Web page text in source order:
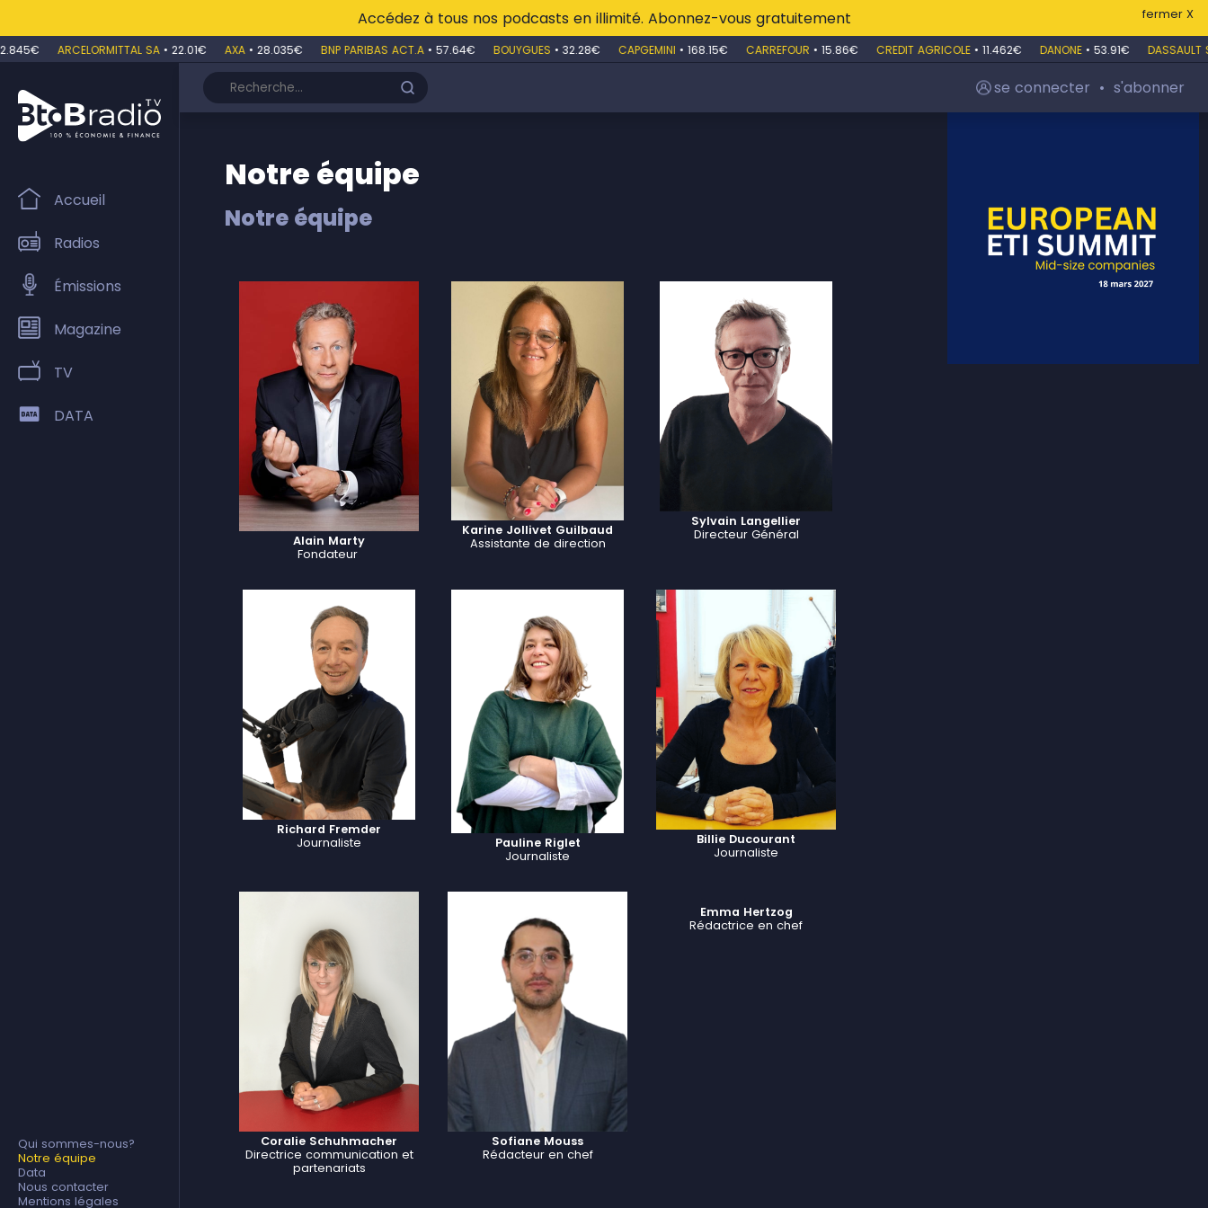
Accédez à tous nos podcasts en illimité. Abonnez-vous gratuitement fermer X
ARCELORMITTAL SA•22.01€ AXA•28.035€ BNP PARIBAS ACT.A•57.64€ BOUYGUES•32.28€ CAPGEMINI•168.15€ CARREFOUR•15.86€ CREDIT AGRICOLE•11.462€ DANONE•53.91€ DASSAULT
Accueil
Radios
Émissions
Magazine
TV
DATA
Qui sommes-nous?
Notre équipe
Data
Nous contacter
Mentions légales
se connecter • s'abonner
Notre équipe
Notre équipe
Alain Marty
Fondateur
Karine Jollivet Guilbaud
Assistante de direction
Sylvain Langellier
Directeur Général
Richard Fremder
Journaliste
Pauline Riglet
Journaliste
Billie Ducourant
Journaliste
Coralie Schuhmacher
Directrice communication et
partenariats
Sofiane Mouss
Rédacteur en chef
Emma Hertzog
Rédactrice en chef